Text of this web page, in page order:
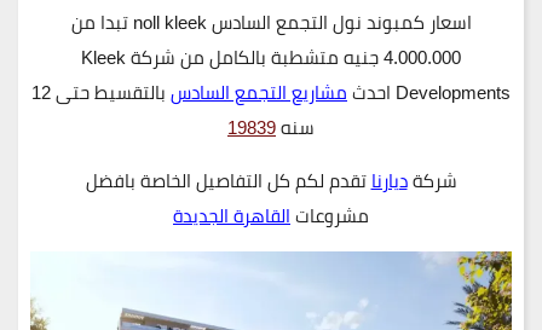
اسعار كمبوند نول التجمع السادس noll kleek تبدا من
4.000.000 جنيه متشطبة بالكامل من شركة
Kleek
Developments احدث
مشاريع التجمع السادس
بالتقسيط حتى 12
سنه19839
شركةديارناتقدم لكم كل التفاصيل الخاصة بافضل
مشروعاتالقاهرة الجديدة